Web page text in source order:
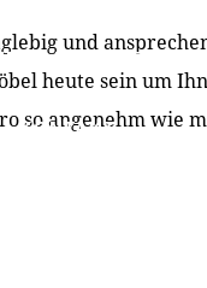
ÜBER UNS
KONTAKT
und
heute sein um
so angenehm wie